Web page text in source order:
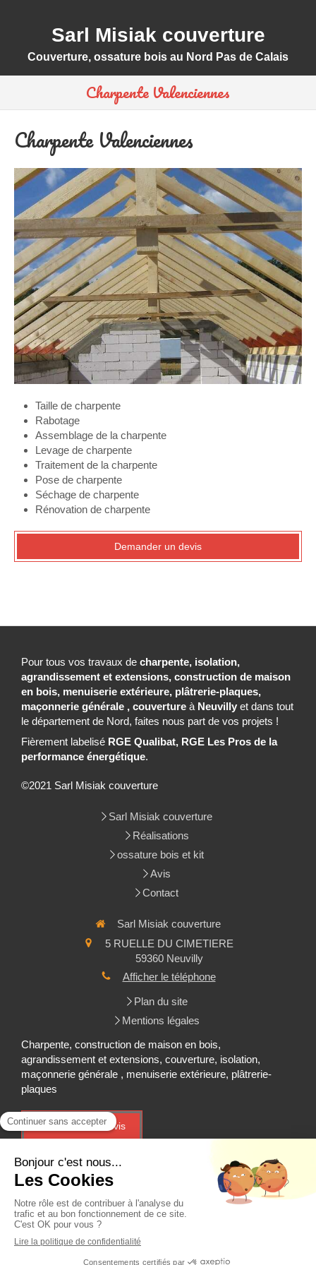
Sarl Misiak couverture
Couverture, ossature bois au Nord Pas de Calais
Charpente Valenciennes
Charpente Valenciennes
Taille de charpente
Rabotage
Assemblage de la charpente
Levage de charpente
Traitement de la charpente
Pose de charpente
Séchage de charpente
Rénovation de charpente
Demander un devis
Pour tous vos travaux de charpente, isolation,
agrandissement et extensions, construction de maison
en bois, menuiserie extérieure, plâtrerie-plaques,
maçonnerie générale , couverture à Neuvilly et dans tout
le département de Nord, faites nous part de vos projets !
Fièrement labelisé RGE Qualibat, RGE Les Pros de la
performance énergétique.
©2021 Sarl Misiak couverture
Sarl Misiak couverture
Réalisations
ossature bois et kit
Avis
Contact
Sarl Misiak couverture
5 RUELLE DU CIMETIERE
59360 Neuvilly
Afficher le téléphone
Plan du site
Mentions légales
Charpente, construction de maison en bois,
agrandissement et extensions, couverture, isolation,
maçonnerie générale , menuiserie extérieure, plâtrerie-
plaques
Demander un devis
Création et référencement du site par Simplébo
Site créé grâce àHA PLUS PME